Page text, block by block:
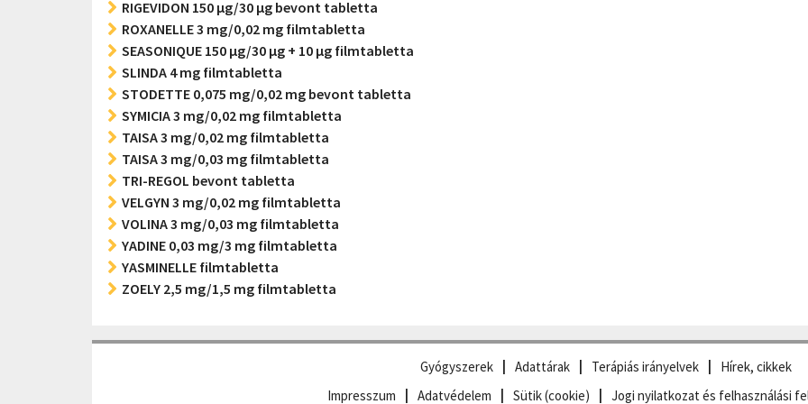
RIGEVIDON 150 µg/30 µg bevont tabletta
ROXANELLE 3 mg/0,02 mg filmtabletta
SEASONIQUE 150 µg/30 µg + 10 µg filmtabletta
SLINDA 4 mg filmtabletta
STODETTE 0,075 mg/0,02 mg bevont tabletta
SYMICIA 3 mg/0,02 mg filmtabletta
TAISA 3 mg/0,02 mg filmtabletta
TAISA 3 mg/0,03 mg filmtabletta
TRI-REGOL bevont tabletta
VELGYN 3 mg/0,02 mg filmtabletta
VOLINA 3 mg/0,03 mg filmtabletta
YADINE 0,03 mg/3 mg filmtabletta
YASMINELLE filmtabletta
ZOELY 2,5 mg/1,5 mg filmtabletta
Gyógyszerek Adattárak Terápiás irányelvek
Hírek, cikkek
Impresszum
Adatvédelem Sütik (cookie) Jogi nyilatkozat és felhasználási